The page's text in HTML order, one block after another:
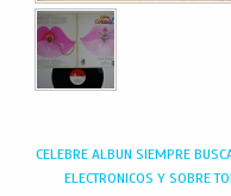
CELEBRE ALBUN SIEMPRE
ELECTRONICOS Y SOBRE